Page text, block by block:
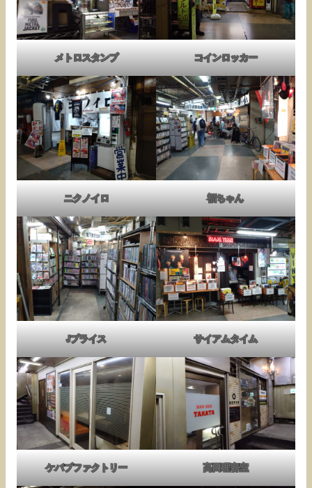
メトロスタンプ コインロッカー
ニクノイロ 福ちゃん
Jプライス サイアムタイム
ケバブファクトリー 高田理容室